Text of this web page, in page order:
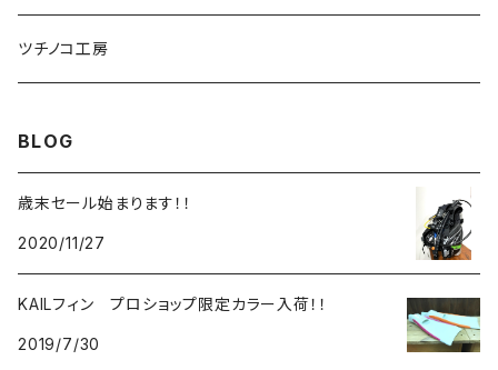
SUNSKI
スノーケリングセット
ツチノコ工房
BLOG
歳末セール始まります！！
2020/11/27
KAILフィン プロショップ限定カラー入荷！！
2019/7/30